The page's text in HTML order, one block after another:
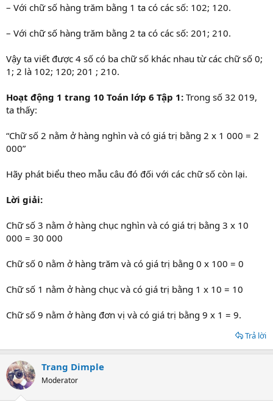
– Với chữ số hàng trăm bằng 1 ta có các số: 102; 120.
– Với chữ số hàng trăm bằng 2 ta có các số: 201; 210.
Vậy ta viết được 4 số có ba chữ số khác nhau từ các chữ số 0;
1; 2 là 102; 120; 201 ; 210.
Hoạt động 1 trang 10 Toán lớp 6 Tập 1: Trong số 32 019,
ta thấy:
“Chữ số 2 nằm ở hàng nghìn và có giá trị bằng 2 x 1 000 = 2
000”
Hãy phát biểu theo mẫu câu đó đối với các chữ số còn lại.
Lời giải:
Chữ số 3 nằm ở hàng chục nghìn và có giá trị bằng 3 x 10
000 = 30 000
Chữ số 0 nằm ở hàng trăm và có giá trị bằng 0 x 100 = 0
Chữ số 1 nằm ở hàng chục và có giá trị bằng 1 x 10 = 10
Chữ số 9 nằm ở hàng đơn vị và có giá trị bằng 9 x 1 = 9.
Trả lời
Trang Dimple
Moderator